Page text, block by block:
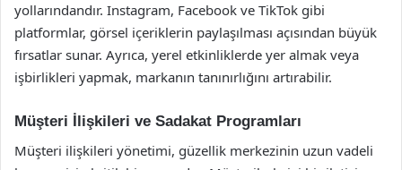
yollarındandır. Instagram, Facebook ve TikTok gibi
platformlar, görsel içeriklerin paylaşılması açısından büyük
fırsatlar sunar. Ayrıca, yerel etkinliklerde yer almak veya
işbirlikleri yapmak, markanın tanınırlığını artırabilir.
Müşteri İlişkileri ve Sadakat Programları
Müşteri ilişkileri yönetimi, güzellik merkezinin uzun vadeli